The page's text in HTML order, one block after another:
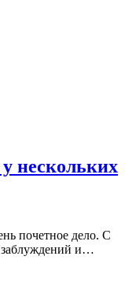
нескольких
почетное дело. С
заблуждений и…